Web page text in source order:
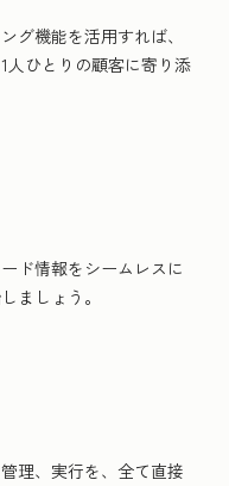
グ機能を活用すれば、
人ひとりの顧客に寄り添
ド情報をシームレスに
ましょう。
理、実行を、全て直接